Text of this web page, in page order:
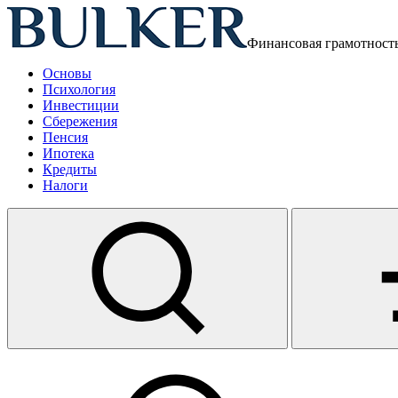
Финансовая
Основы
Психология
Инвестиции
Сбережения
Пенсия
Ипотека
Кредиты
Налоги